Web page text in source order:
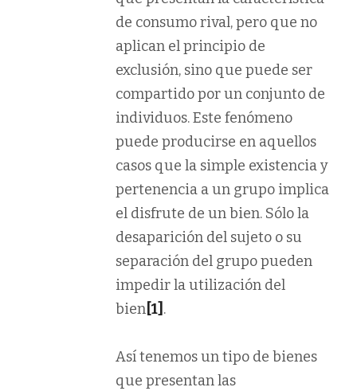
de consumo rival, pero que no
aplican el principio de
exclusión, sino que puede ser
compartido por un conjunto de
individuos. Este fenómeno
puede producirse en aquellos
casos que la simple existencia y
pertenencia a un grupo implica
el disfrute de un bien. Sólo la
desaparición del sujeto o su
separación del grupo pueden
impedir la utilización del
bien [1] .
Así tenemos un tipo de bienes
que presentan las